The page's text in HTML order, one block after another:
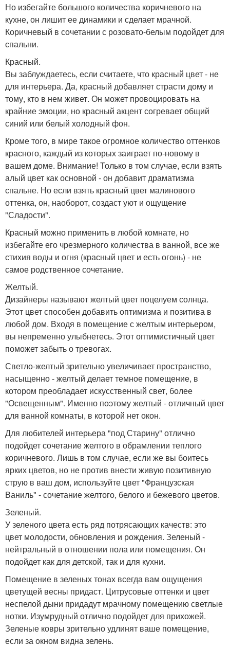
Но избегайте большого количества коричневого на
кухне, он лишит ее динамики и сделает мрачной.
Коричневый в сочетании с розовато-белым подойдет для
спальни.
Красный.
Вы заблуждаетесь, если считаете, что красный цвет - не
для интерьера. Да, красный добавляет страсти дому и
тому, кто в нем живет. Он может провоцировать на
крайние эмоции, но красный акцент согревает общий
синий или белый холодный фон.
Кроме того, в мире такое огромное количество оттенков
красного, каждый из которых заиграет по-новому в
вашем доме. Внимание! Только в том случае, если взять
алый цвет как основной - он добавит драматизма
спальне. Но если взять красный цвет малинового
оттенка, он, наоборот, создаст уют и ощущение
"Сладости".
Красный можно применить в любой комнате, но
избегайте его чрезмерного количества в ванной, все же
стихия воды и огня (красный цвет и есть огонь) - не
самое родственное сочетание.
Желтый.
Дизайнеры называют желтый цвет поцелуем солнца.
Этот цвет способен добавить оптимизма и позитива в
любой дом. Входя в помещение с желтым интерьером,
вы непременно улыбнетесь. Этот оптимистичный цвет
поможет забыть о тревогах.
Светло-желтый зрительно увеличивает пространство,
насыщенно - желтый делает темное помещение, в
котором преобладает искусственный свет, более
"Освещенным". Именно поэтому желтый - отличный цвет
для ванной комнаты, в которой нет окон.
Для любителей интерьера "под Старину" отлично
подойдет сочетание желтого в обрамлении теплого
коричневого. Лишь в том случае, если же вы боитесь
ярких цветов, но не против внести живую позитивную
струю в ваш дом, используйте цвет "Французская
Ваниль" - сочетание желтого, белого и бежевого цветов.
Зеленый.
У зеленого цвета есть ряд потрясающих качеств: это
цвет молодости, обновления и рождения. Зеленый -
нейтральный в отношении пола или помещения. Он
подойдет как для детской, так и для кухни.
Помещение в зеленых тонах всегда вам ощущения
цветущей весны придаст. Цитрусовые оттенки и цвет
неспелой дыни придадут мрачному помещению светлые
нотки. Изумрудный отлично подойдет для прихожей.
Зеленые ковры зрительно удлинят ваше помещение,
если за окном видна зелень.